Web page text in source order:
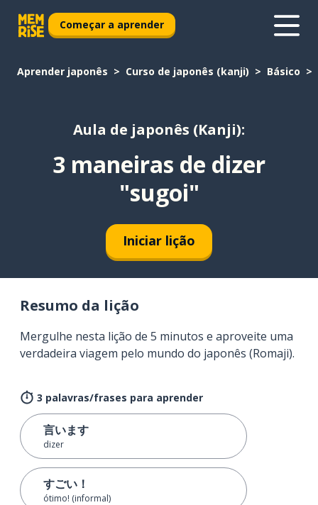
Começar a aprender
Aprender japonês Curso de japonês (kanji) Básico
Aula de japonês (Kanji):
3 maneiras de dizer
"sugoi"
Iniciar lição
Resumo da lição
Mergulhe nesta lição de 5 minutos e aproveite uma
verdadeira viagem pelo mundo do japonês (Romaji).
3 palavras/frases para aprender
言います
dizer
すごい！
ótimo! (informal)